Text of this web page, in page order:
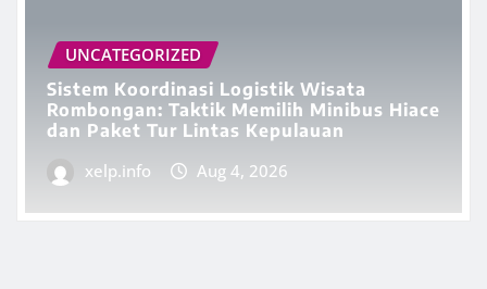
UNCATEGORIZED
Sistem Koordinasi Logistik Wisata
Rombongan: Taktik Memilih Minibus Hiace
dan Paket Tur Lintas Kepulauan
xelp.info
Aug 4, 2026